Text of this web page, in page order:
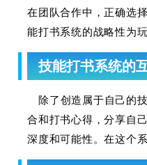
在团队合作中，正确选
能打书系统的战略性为
技能打书系统的
除了创造属于自己的
合和打书心得，分享自
深度和可能性。在这个